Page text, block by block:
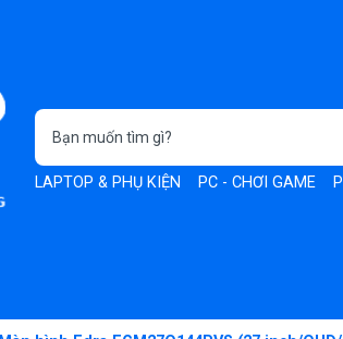
LAPTOP & PHỤ KIỆN PC - CHƠI GAME